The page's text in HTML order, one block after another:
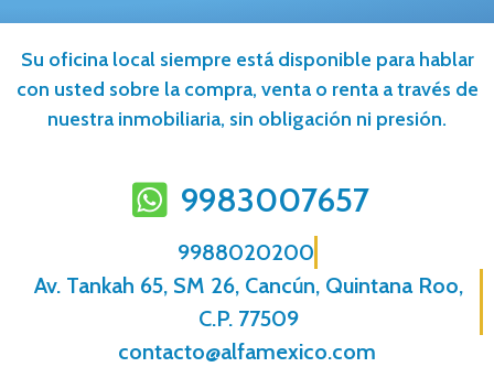
Su oficina local siempre está disponible para hablar
con usted sobre la compra, venta o renta a través de
nuestra inmobiliaria, sin obligación ni presión.
9983007657
9988020200
Av. Tankah 65, SM 26, Cancún, Quintana Roo,
C.P. 77509
contacto@alfamexico.com